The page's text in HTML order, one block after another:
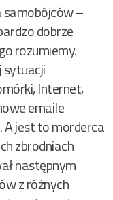
samobójców –
dobrze
rozumiemy.
sytuacji
Internet,
emaile
A jest to morderca
zbrodniach
następnym
z różnych